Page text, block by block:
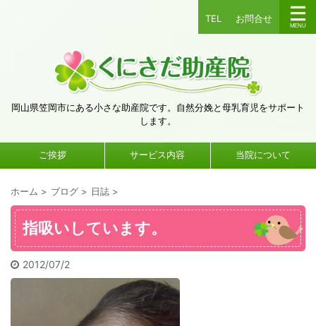
TEL お問合せ
岡山県笠岡市にある小さな助産院です。自然分娩と母乳育児をサポート
します。
ご挨拶 サービス内容 当院について
ホーム > ブログ > 日誌 >
指吸いしています。
2012/07/2